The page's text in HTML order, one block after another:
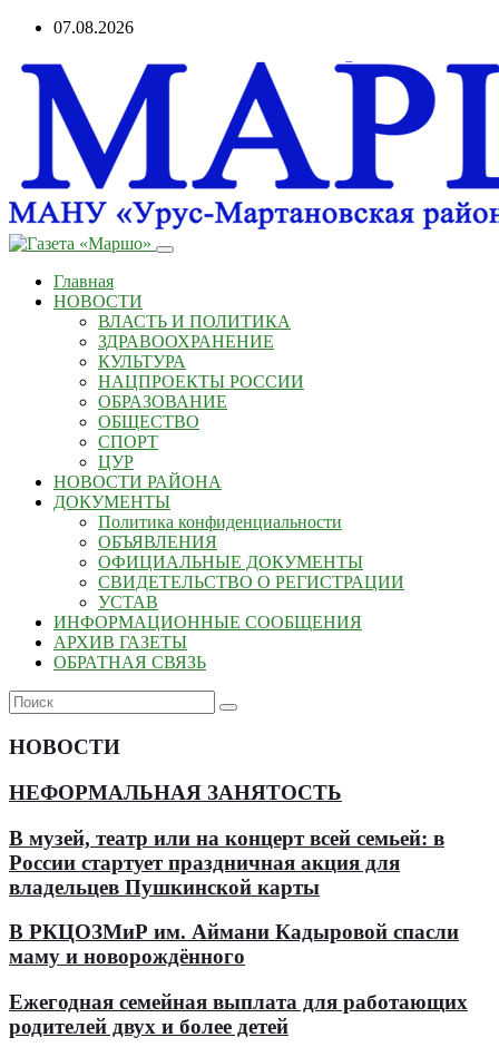
Перейти
содержанию
07.08.2026
Главная
НОВОСТИ
ВЛАСТЬ И ПОЛИТИКА
ЗДРАВООХРАНЕНИЕ
КУЛЬТУРА
НАЦПРОЕКТЫ РОССИИ
ОБРАЗОВАНИЕ
ОБЩЕСТВО
СПОРТ
ЦУР
НОВОСТИ РАЙОНА
ДОКУМЕНТЫ
Политика конфиденциальности
ОБЪЯВЛЕНИЯ
ОФИЦИАЛЬНЫЕ ДОКУМЕНТЫ
СВИДЕТЕЛЬСТВО О РЕГИСТРАЦИИ
УСТАВ
ИНФОРМАЦИОННЫЕ СООБЩЕНИЯ
АРХИВ ГАЗЕТЫ
ОБРАТНАЯ СВЯЗЬ
НОВОСТИ
НЕФОРМАЛЬНАЯ ЗАНЯТОСТЬ
В музей, театр или на концерт всей семьей: в
России стартует праздничная акция для
владельцев Пушкинской карты
В РКЦОЗМиР им. Аймани Кадыровой спасли
маму и новорождённого
Ежегодная семейная выплата для работающих
родителей двух и более детей